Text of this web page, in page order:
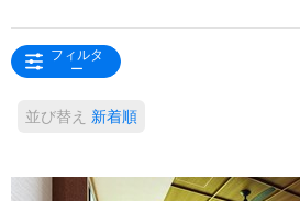
フィルタ
ー
並び替え 新着順